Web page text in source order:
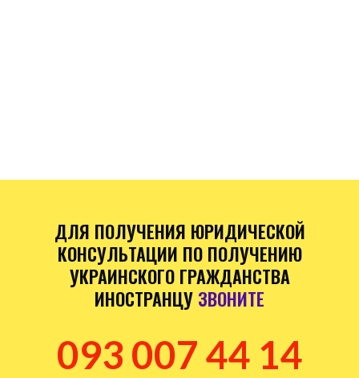
ДЛЯ ПОЛУЧЕНИЯ ЮРИДИЧЕСКОЙ
КОНСУЛЬТАЦИИ ПО ПОЛУЧЕНИЮ
УКРАИНСКОГО ГРАЖДАНСТВА
ИНОСТРАНЦУ ЗВОНИТЕ
093 007 44 14